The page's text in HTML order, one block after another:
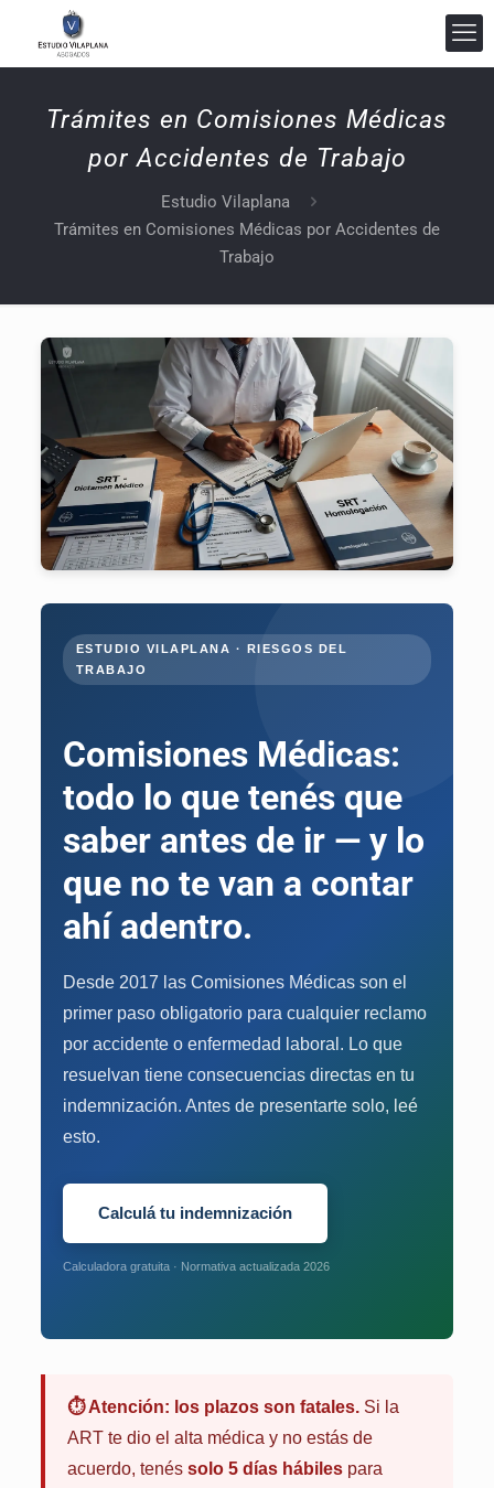
Trámites en Comisiones Médicas
por Accidentes de Trabajo
Estudio Vilaplana
Trámites en Comisiones Médicas por Accidentes de
Trabajo
ESTUDIO VILAPLANA · RIESGOS DEL
TRABAJO
Comisiones Médicas:
todo lo que tenés que
saber antes de ir — y lo
que no te van a contar
ahí adentro.
Desde 2017 las Comisiones Médicas son el
primer paso obligatorio para cualquier reclamo
por accidente o enfermedad laboral. Lo que
resuelvan tiene consecuencias directas en tu
indemnización. Antes de presentarte solo, leé
esto.
Calculá tu indemnización
Calculadora gratuita · Normativa actualizada 2026
⏱️ Atención: los plazos son fatales.Si la
ART te dio el alta médica y no estás de
acuerdo, tenés solo 5 días hábilespara
Estudio Vilaplana Abogados